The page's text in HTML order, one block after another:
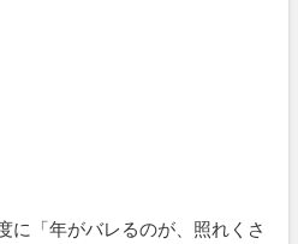
「年がバレるのが、照れくさ